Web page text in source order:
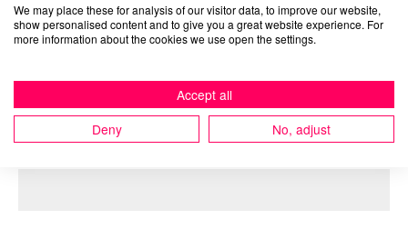
Unternehmen
We may place these for analysis of our visitor data, to improve our website,
show personalised content and to give you a great website experience. For
more information about the cookies we use open the settings.
Accept all
Deny
No, adjust